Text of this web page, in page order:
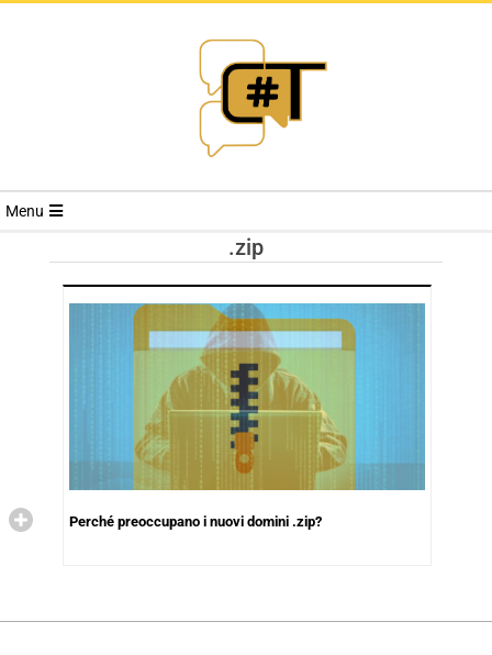
RIVISTA
TRENDS
Menu
.zip
Perché preoccupano i nuovi domini .zip?